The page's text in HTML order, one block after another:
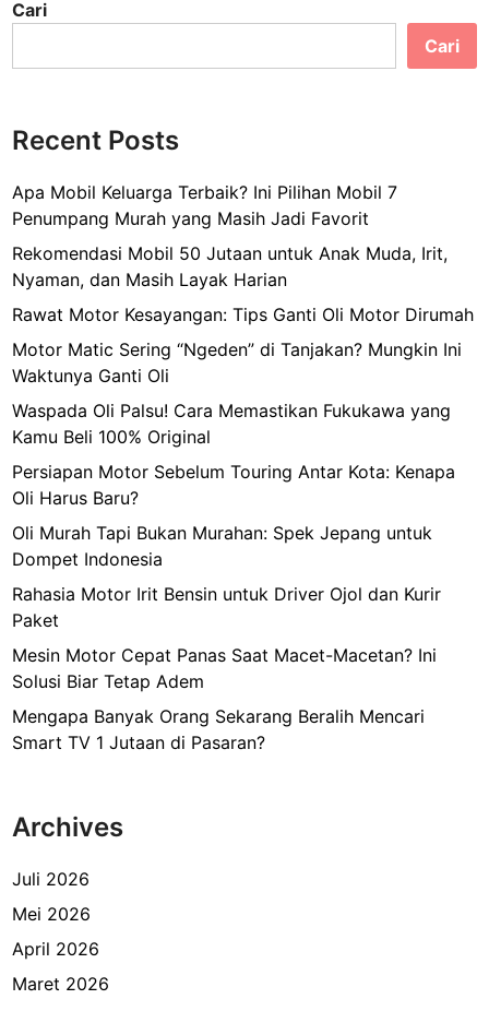
n
i
0
Cari
Cari
Recent Posts
Apa Mobil Keluarga Terbaik? Ini Pilihan Mobil 7
Penumpang Murah yang Masih Jadi Favorit
Rekomendasi Mobil 50 Jutaan untuk Anak Muda, Irit,
Nyaman, dan Masih Layak Harian
Rawat Motor Kesayangan: Tips Ganti Oli Motor Dirumah
Motor Matic Sering “Ngeden” di Tanjakan? Mungkin Ini
Waktunya Ganti Oli
Waspada Oli Palsu! Cara Memastikan Fukukawa yang
Kamu Beli 100% Original
Persiapan Motor Sebelum Touring Antar Kota: Kenapa
Oli Harus Baru?
Oli Murah Tapi Bukan Murahan: Spek Jepang untuk
Dompet Indonesia
Rahasia Motor Irit Bensin untuk Driver Ojol dan Kurir
Paket
Mesin Motor Cepat Panas Saat Macet-Macetan? Ini
Solusi Biar Tetap Adem
Mengapa Banyak Orang Sekarang Beralih Mencari
Smart TV 1 Jutaan di Pasaran?
Archives
Juli 2026
Mei 2026
April 2026
Maret 2026